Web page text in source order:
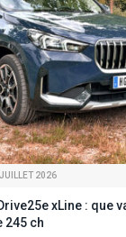
2026
xLine : que
245 ch